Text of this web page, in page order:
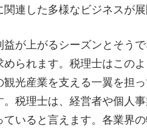
関連した多様なビジネスが展
益が上がるシーズンとそう
められます。税理士はこの
観光産業を支える一翼を担
。税理士は、経営者や個人
ていると言えます。各業界